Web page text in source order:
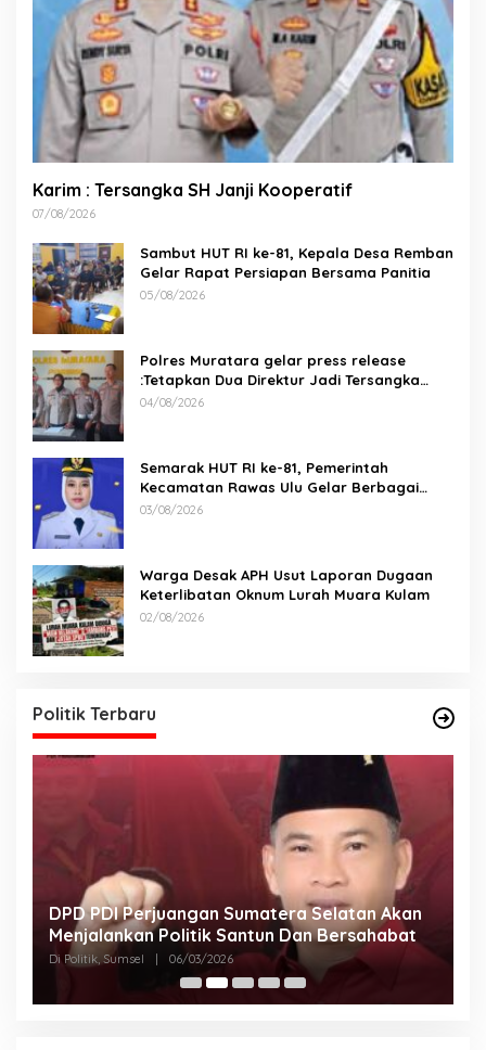
Karim : Tersangka SH Janji Kooperatif
07/08/2026
Sambut HUT RI ke-81, Kepala Desa Remban
Gelar Rapat Persiapan Bersama Panitia
05/08/2026
Polres Muratara gelar press release
:Tetapkan Dua Direktur Jadi Tersangka
Kecelakaan Maut antara Bus ALS dan
04/08/2026
Semarak HUT RI ke-81, Pemerintah
Kecamatan Rawas Ulu Gelar Berbagai
Lomba
03/08/2026
Warga Desak APH Usut Laporan Dugaan
Keterlibatan Oknum Lurah Muara Kulam
02/08/2026
Politik Terbaru
DPD PDI Perjuangan Sumatera Selatan Akan
Menjalankan Politik Santun Dan Bersahabat
Di Politik, Sumsel 06/03/2026